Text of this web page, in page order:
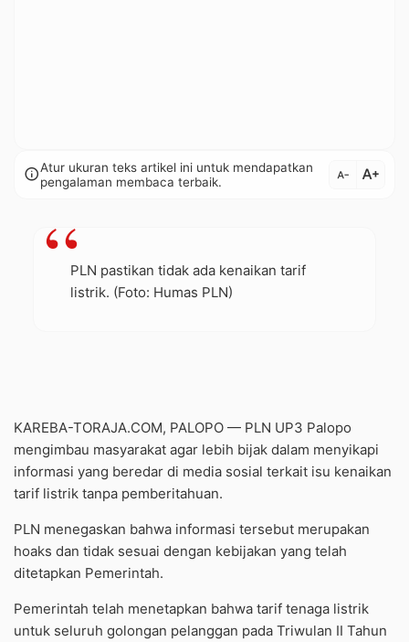
infoAtur ukuran teks artikel ini untuk mendapatkan
pengalaman membaca terbaik.
text_decrease text_increase
PLN pastikan tidak ada kenaikan tarif
listrik. (Foto: Humas PLN)
KAREBA-TORAJA.COM, PALOPO — PLN UP3 Palopo
mengimbau masyarakat agar lebih bijak dalam menyikapi
informasi yang beredar di media sosial terkait isu kenaikan
tarif listrik tanpa pemberitahuan.
PLN menegaskan bahwa informasi tersebut merupakan
hoaks dan tidak sesuai dengan kebijakan yang telah
ditetapkan Pemerintah.
Pemerintah telah menetapkan bahwa tarif tenaga listrik
untuk seluruh golongan pelanggan pada Triwulan II Tahun